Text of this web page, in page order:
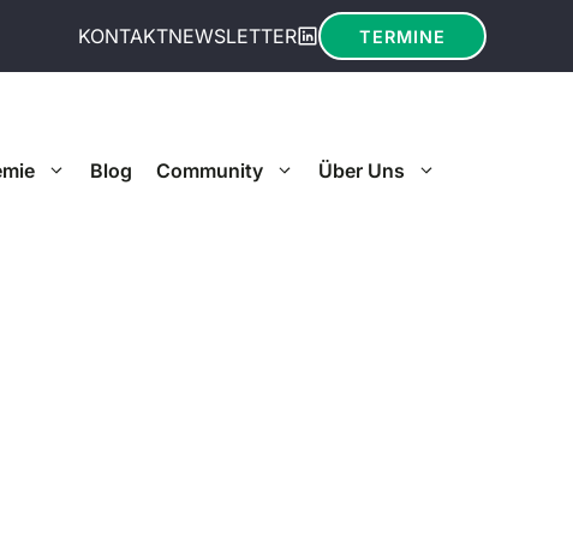
KONTAKTNEWSLETTER TERMINE
Blog Community Über Uns